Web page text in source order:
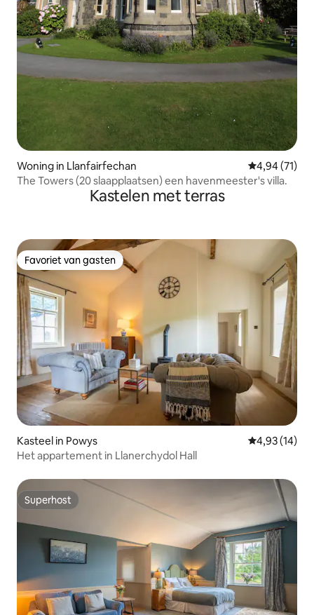
Woning in Llanfairfechan Gemiddelde
4,94 (71)
The Towers (20 slaapplaatsen) een havenmeester's villa.
Kastelen met terras
Favoriet van gasten
Favoriet van gasten
Kasteel in Powys Gemiddelde
4,93 (14)
Het appartement in Llanerchydol Hall
Superhost
Superhost